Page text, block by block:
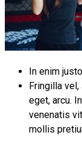
In enim
Fringilla
eget, arcu.
venenatis
mollis